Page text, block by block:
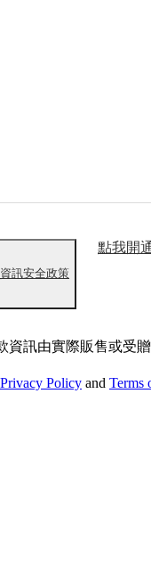
資訊安全政策
點我開
資訊由實際販售或受
Privacy Policy and Terms